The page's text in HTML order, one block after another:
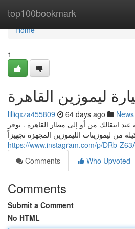
top100bookmark
Home
Home
1
ليموزين القاهرة
lilliqxza455809 64 days ago News
انتقالك من أو إلى مطار القاهرة . نوفر
من ليموزينات الليموزين المجهزة تجهيزاً
https://www.instagram.com/p/DRb-
Comments
Who Upvoted
Comments
Submit a Comment
No HTML